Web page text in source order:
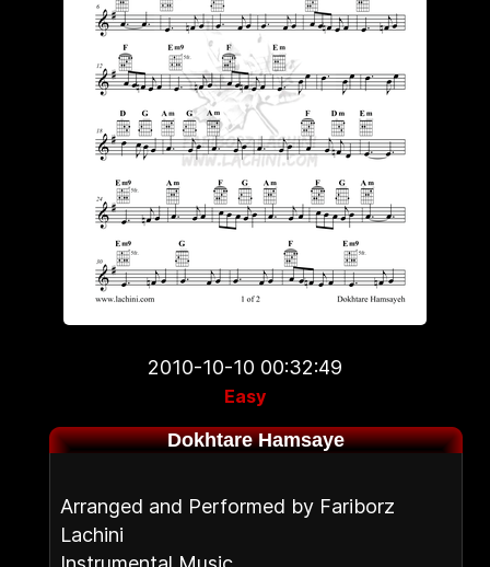
2010-10-10 00:32:49
Easy
Dokhtare Hamsaye
Arranged and Performed by Fariborz
Lachini